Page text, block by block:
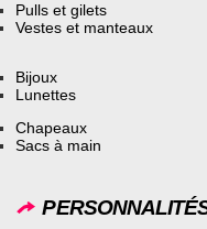
Pulls et gilets
Vestes et manteaux
Bijoux
Lunettes
Chapeaux
Sacs à main